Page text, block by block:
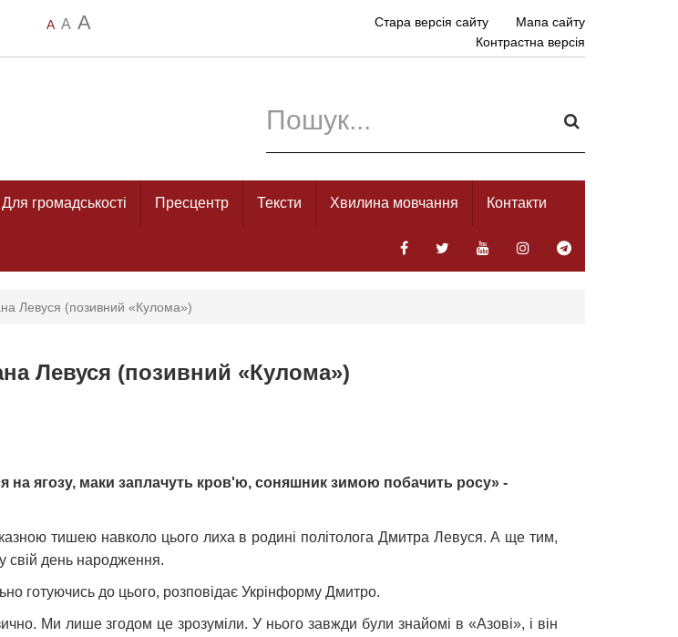
A A A Стара версія сайту
Мапа сайту
Контрастна версія
Для громадськості Пресцентр Тексти Хвилина мовчання Контакти
Левуся (позивний «Кулома»)
Левуся (позивний «Кулома»)
на ягозу, маки заплачуть кров'ю, соняшник зимою побачить росу» -
тишею навколо цього лиха в родині політолога Дмитра Левуся. А ще тим,
свій день народження.
готуючись до цього, розповідає Укрінформу Дмитро.
Ми лише згодом це зрозуміли. У нього завжди були знайомі в «Азові», і він